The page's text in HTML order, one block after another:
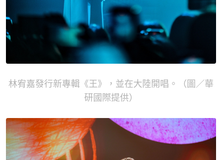
林宥嘉發行新專輯《王》，並在大陸開唱。（圖／華
研國際提供）